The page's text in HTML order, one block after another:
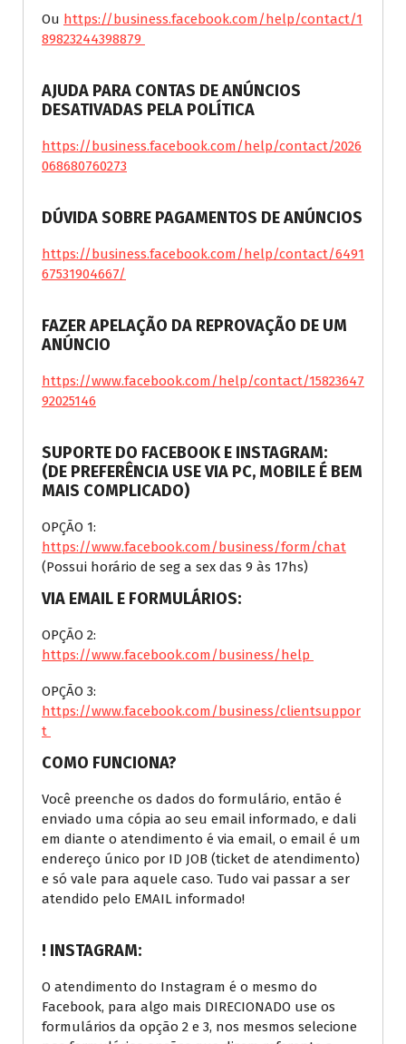
Ou https://business.facebook.com/help/contact/1
89823244398879
AJUDA PARA CONTAS DE ANÚNCIOS
DESATIVADAS PELA POLÍTICA
https://business.facebook.com/help/contact/2026
068680760273
DÚVIDA SOBRE PAGAMENTOS DE ANÚNCIOS
https://business.facebook.com/help/contact/6491
67531904667/
FAZER APELAÇÃO DA REPROVAÇÃO DE UM
ANÚNCIO
https://www.facebook.com/help/contact/15823647
92025146
SUPORTE DO FACEBOOK E INSTAGRAM:
(DE PREFERÊNCIA USE VIA PC, MOBILE É BEM
MAIS COMPLICADO)
OPÇÃO 1:
https://www.facebook.com/business/form/chat
(Possui horário de seg a sex das 9 às 17hs)
VIA EMAIL E FORMULÁRIOS:
OPÇÃO 2:
https://www.facebook.com/business/help
OPÇÃO 3:
https://www.facebook.com/business/clientsuppor
t
COMO FUNCIONA?
Você preenche os dados do formulário, então é
enviado uma cópia ao seu email informado, e dali
em diante o atendimento é via email, o email é um
endereço único por ID JOB (ticket de atendimento)
e só vale para aquele caso. Tudo vai passar a ser
atendido pelo EMAIL informado!
! INSTAGRAM:
O atendimento do Instagram é o mesmo do
Facebook, para algo mais DIRECIONADO use os
formulários da opção 2 e 3, nos mesmos selecione